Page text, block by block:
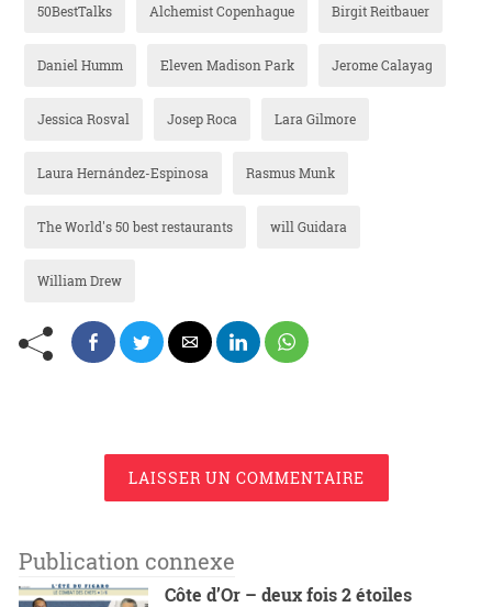
50BestTalks Alchemist Copenhague Birgit Reitbauer
Daniel Humm Eleven Madison Park Jerome Calayag
Jessica Rosval Josep Roca Lara Gilmore
Laura Hernández-Espinosa Rasmus Munk
The World's 50 best restaurants will Guidara
William Drew
LAISSER UN COMMENTAIRE
Publication connexe
Côte d’Or – deux fois 2 étoiles